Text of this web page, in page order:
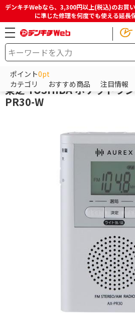
デンキチWebなら、3,300円以上(税込)のお買
に準じた修理を何度でも使える延長
ポイント0pt
カテゴリ
おすすめ商品 注目情報
HOME 商品一覧ページ オーディオ
東芝
東芝 TOSHIBA ポケットラ
PR30-W